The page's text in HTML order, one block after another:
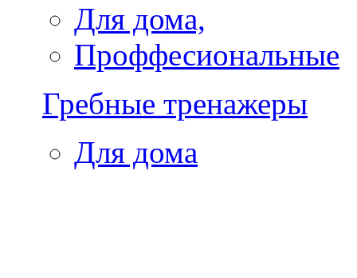
Для дома,
Проффесиональные
Гребные тренажеры
Для дома